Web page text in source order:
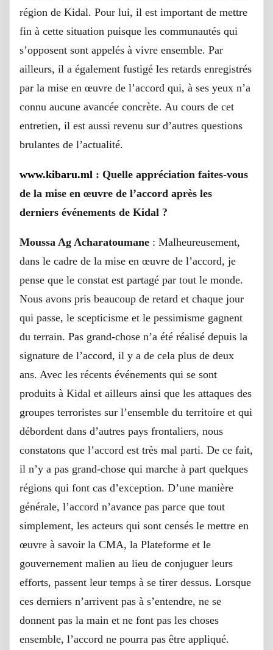
région de Kidal. Pour lui, il est important de mettre
fin à cette situation puisque les communautés qui
s’opposent sont appelés à vivre ensemble. Par
ailleurs, il a également fustigé les retards enregistrés
par la mise en œuvre de l’accord qui, à ses yeux n’a
connu aucune avancée concrète. Au cours de cet
entretien, il est aussi revenu sur d’autres questions
brulantes de l’actualité.
www.kibaru.ml : Quelle appréciation faites-vous
de la mise en œuvre de l’accord après les
derniers événements de Kidal ?
Moussa Ag Acharatoumane : Malheureusement,
dans le cadre de la mise en œuvre de l’accord, je
pense que le constat est partagé par tout le monde.
Nous avons pris beaucoup de retard et chaque jour
qui passe, le scepticisme et le pessimisme gagnent
du terrain. Pas grand-chose n’a été réalisé depuis la
signature de l’accord, il y a de cela plus de deux
ans. Avec les récents événements qui se sont
produits à Kidal et ailleurs ainsi que les attaques des
groupes terroristes sur l’ensemble du territoire et qui
débordent dans d’autres pays frontaliers, nous
constatons que l’accord est très mal parti. De ce fait,
il n’y a pas grand-chose qui marche à part quelques
régions qui font cas d’exception. D’une manière
générale, l’accord n’avance pas parce que tout
simplement, les acteurs qui sont censés le mettre en
œuvre à savoir la CMA, la Plateforme et le
gouvernement malien au lieu de conjuguer leurs
efforts, passent leur temps à se tirer dessus. Lorsque
ces derniers n’arrivent pas à s’entendre, ne se
donnent pas la main et ne font pas les choses
ensemble, l’accord ne pourra pas être appliqué.